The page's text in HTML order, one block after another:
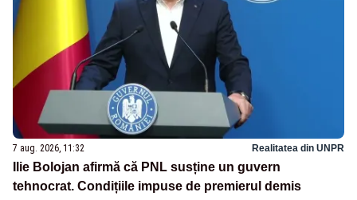
7 aug. 2026, 11:32 Realitatea din UNPR
Ilie Bolojan afirmă că PNL susține un guvern
tehnocrat. Condițiile impuse de premierul demis